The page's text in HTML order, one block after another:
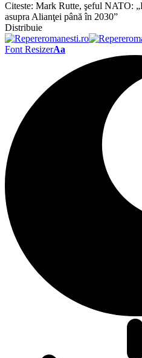
Citeste: Mark Rutte, şeful NATO:
asupra Alianţei până în 2030”
Distribuie
Font ResizerAa